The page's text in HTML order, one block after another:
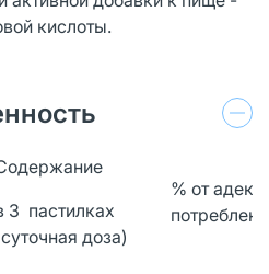
кислоты.
3 пастилках
доза)
% от